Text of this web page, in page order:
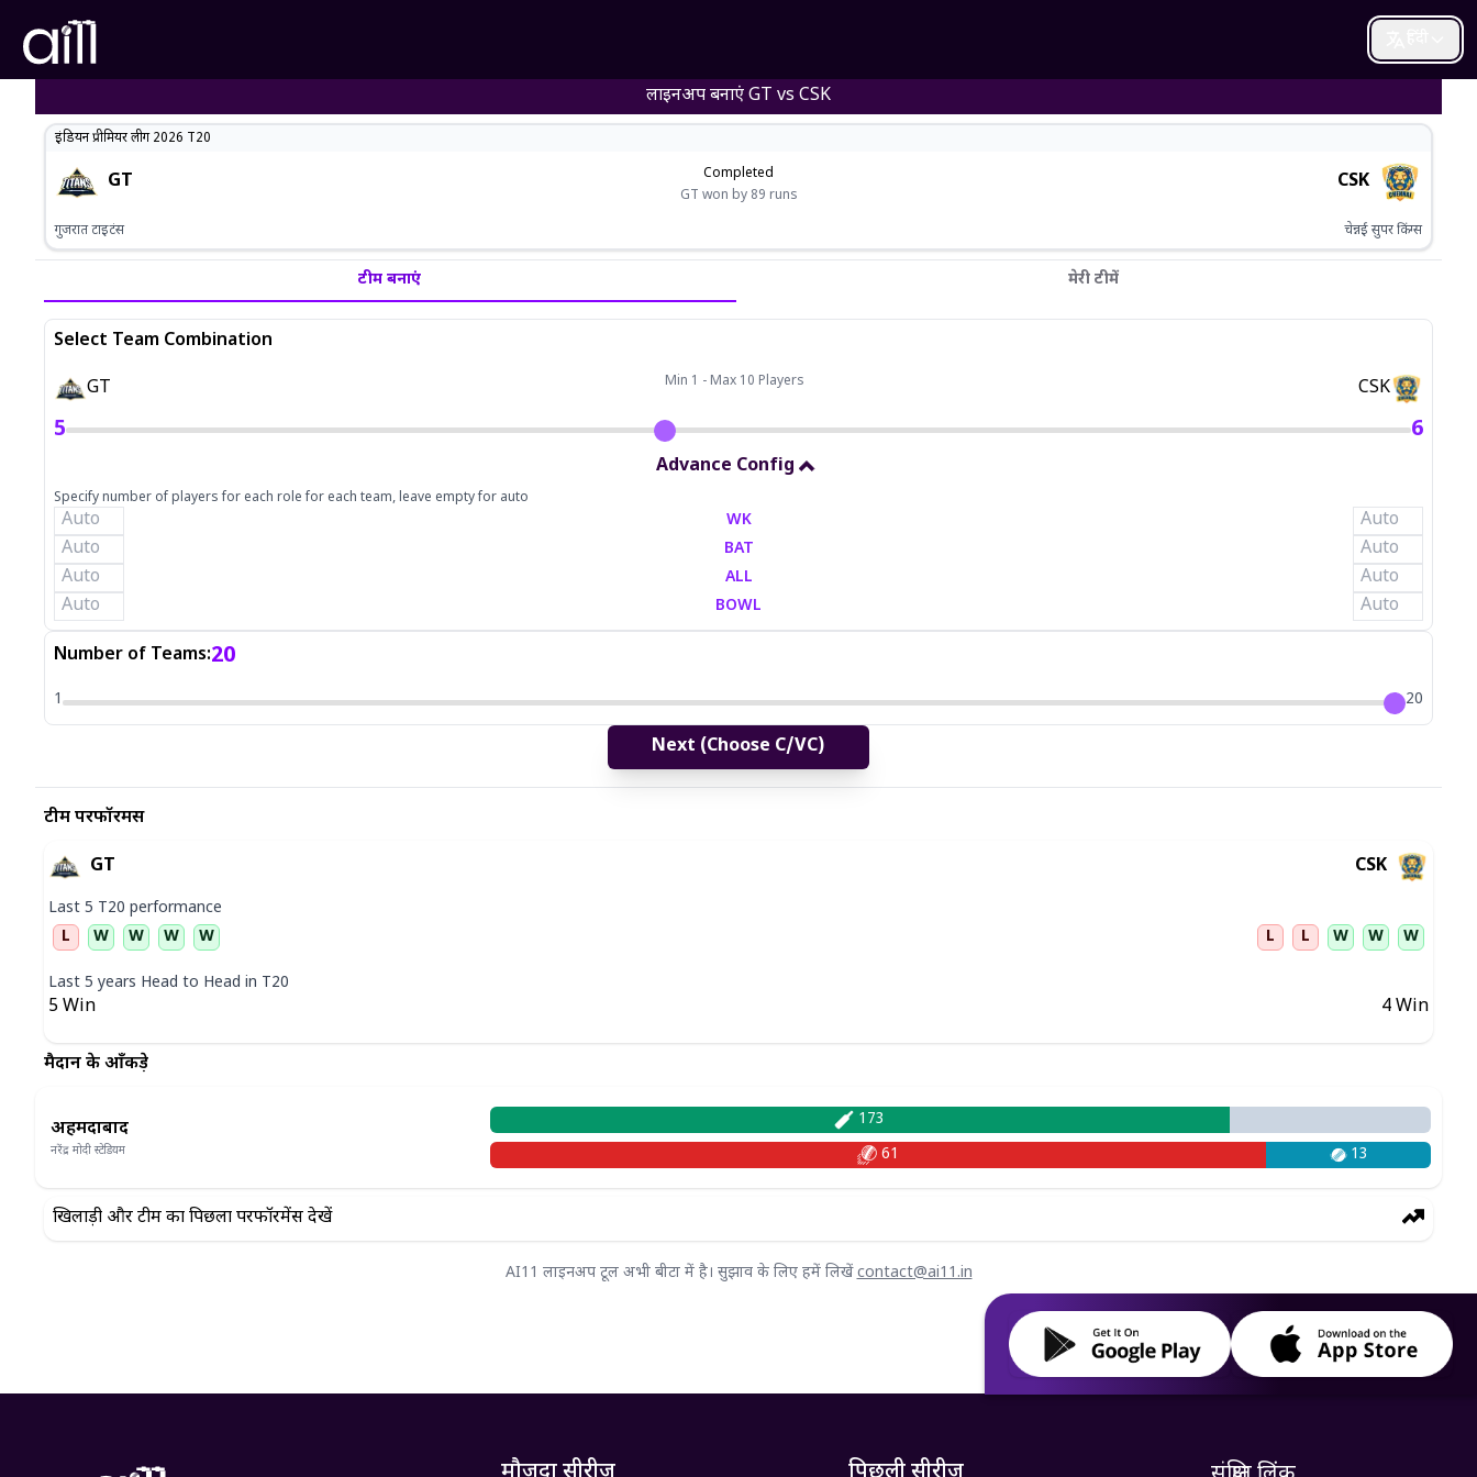
लाइनअप बनाएंGT vs CSK
इंडियन प्रीमियर लीग 2026 T20
GT
Completed
GT won by 89 runs
CSK
गुजरात टाइटंस चेन्नई सुपर किंग्स
टीम बनाएं मेरी टीमें
Select Team Combination
GT Min 1 - Max 10 Players CSK
5 6
Advance Config
Specify number of players for each role for each team, leave empty for auto
WK
BAT
ALL
BOWL
Number of Teams:20
1 20
Next (Choose C/VC)
टीम परफॉरमेंस
GT CSK
Last 5 T20 performance
L
W W W W L L W W W
Last 5 years Head to Head in T20
5Win 4Win
मैदान के आँकड़े
अहमदाबाद
नरेंद्र मोदी स्टेडियम
173
61
13
खिलाड़ी और टीम का पिछला परफॉरमेंस देखें
AI11 लाइनअप टूल अभी बीटा में है। सुझाव के लिए हमें लिखेंcontact@ai11.in